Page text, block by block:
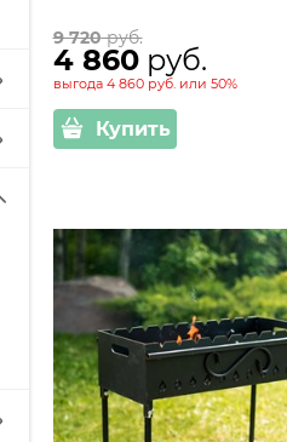
9 720 руб.
4 860 руб.
выгода 4 860 руб.или 50%
Купить